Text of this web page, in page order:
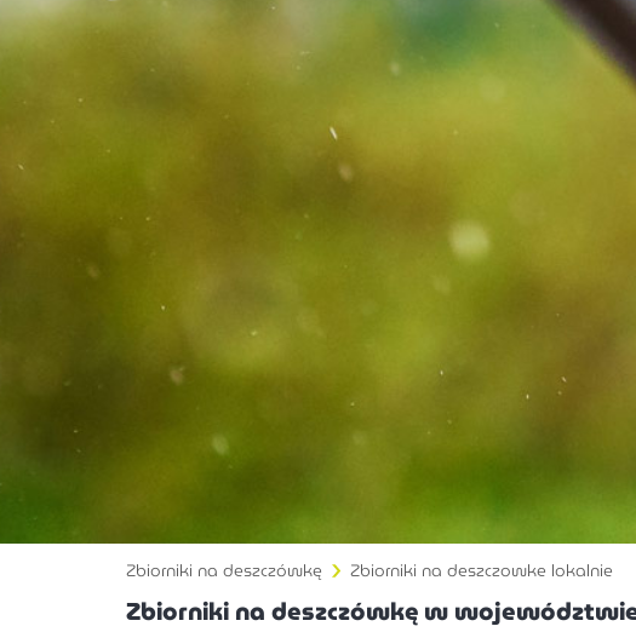
Zbiorniki na deszczówkę Zbiorniki na deszczowke lokalnie
Zbiorniki na deszczówkę w